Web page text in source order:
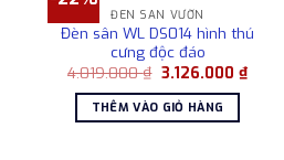
ĐÈN SÂN VƯỜN
Đèn sân WL DS014 hình thú
cưng độc đáo
4.019.000₫ Giá
là:
4.019.000 ₫.
3.126.000 ₫Giá
hiện
THÊM VÀO GIỎ HÀNG